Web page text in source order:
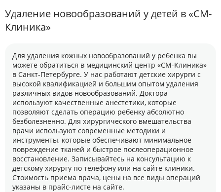
Удаление новообразований у детей в «СМ-
Клиника»
Для удаления кожных новообразований у ребенка вы
можете обратиться в медицинский центр «СМ-Клиника»
в Санкт-Петербурге. У нас работают детские хирурги с
высокой квалификацией и большим опытом удаления
различных видов новообразований. Доктора
используют качественные анестетики, которые
позволяют сделать операцию ребенку абсолютно
безболезненно. Для хирургического вмешательства
врачи используют современные методики и
инструменты, которые обеспечивают минимальное
повреждение тканей и быстрое послеоперационное
восстановление. Записывайтесь на консультацию к
детскому хирургу по телефону или на сайте клиники.
Стоимость приема врача, цены на все виды операций
указаны в прайс-листе на сайте.